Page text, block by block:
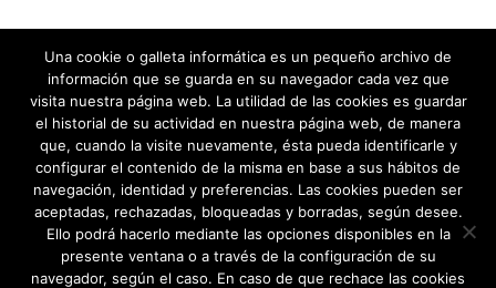
Una cookie o galleta informática es un pequeño archivo de
información que se guarda en su navegador cada vez que
visita nuestra página web. La utilidad de las cookies es guardar
el historial de su actividad en nuestra página web, de manera
que, cuando la visite nuevamente, ésta pueda identificarle y
configurar el contenido de la misma en base a sus hábitos de
navegación, identidad y preferencias. Las cookies pueden ser
aceptadas, rechazadas, bloqueadas y borradas, según desee.
Ello podrá hacerlo mediante las opciones disponibles en la
presente ventana o a través de la configuración de su
navegador, según el caso. En caso de que rechace las cookies